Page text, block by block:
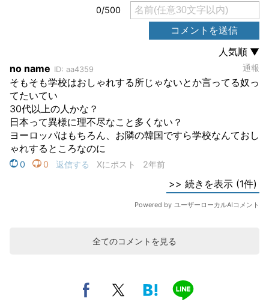
全てのコメントを見る